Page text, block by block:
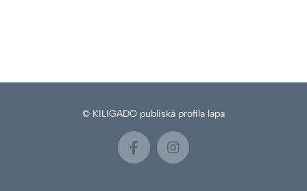
© KILIGADO publiskā profila lapa